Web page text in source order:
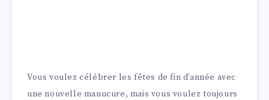
Vous voulez célébrer les fêtes de fin d’année avec
une nouvelle manucure, mais vous voulez toujours